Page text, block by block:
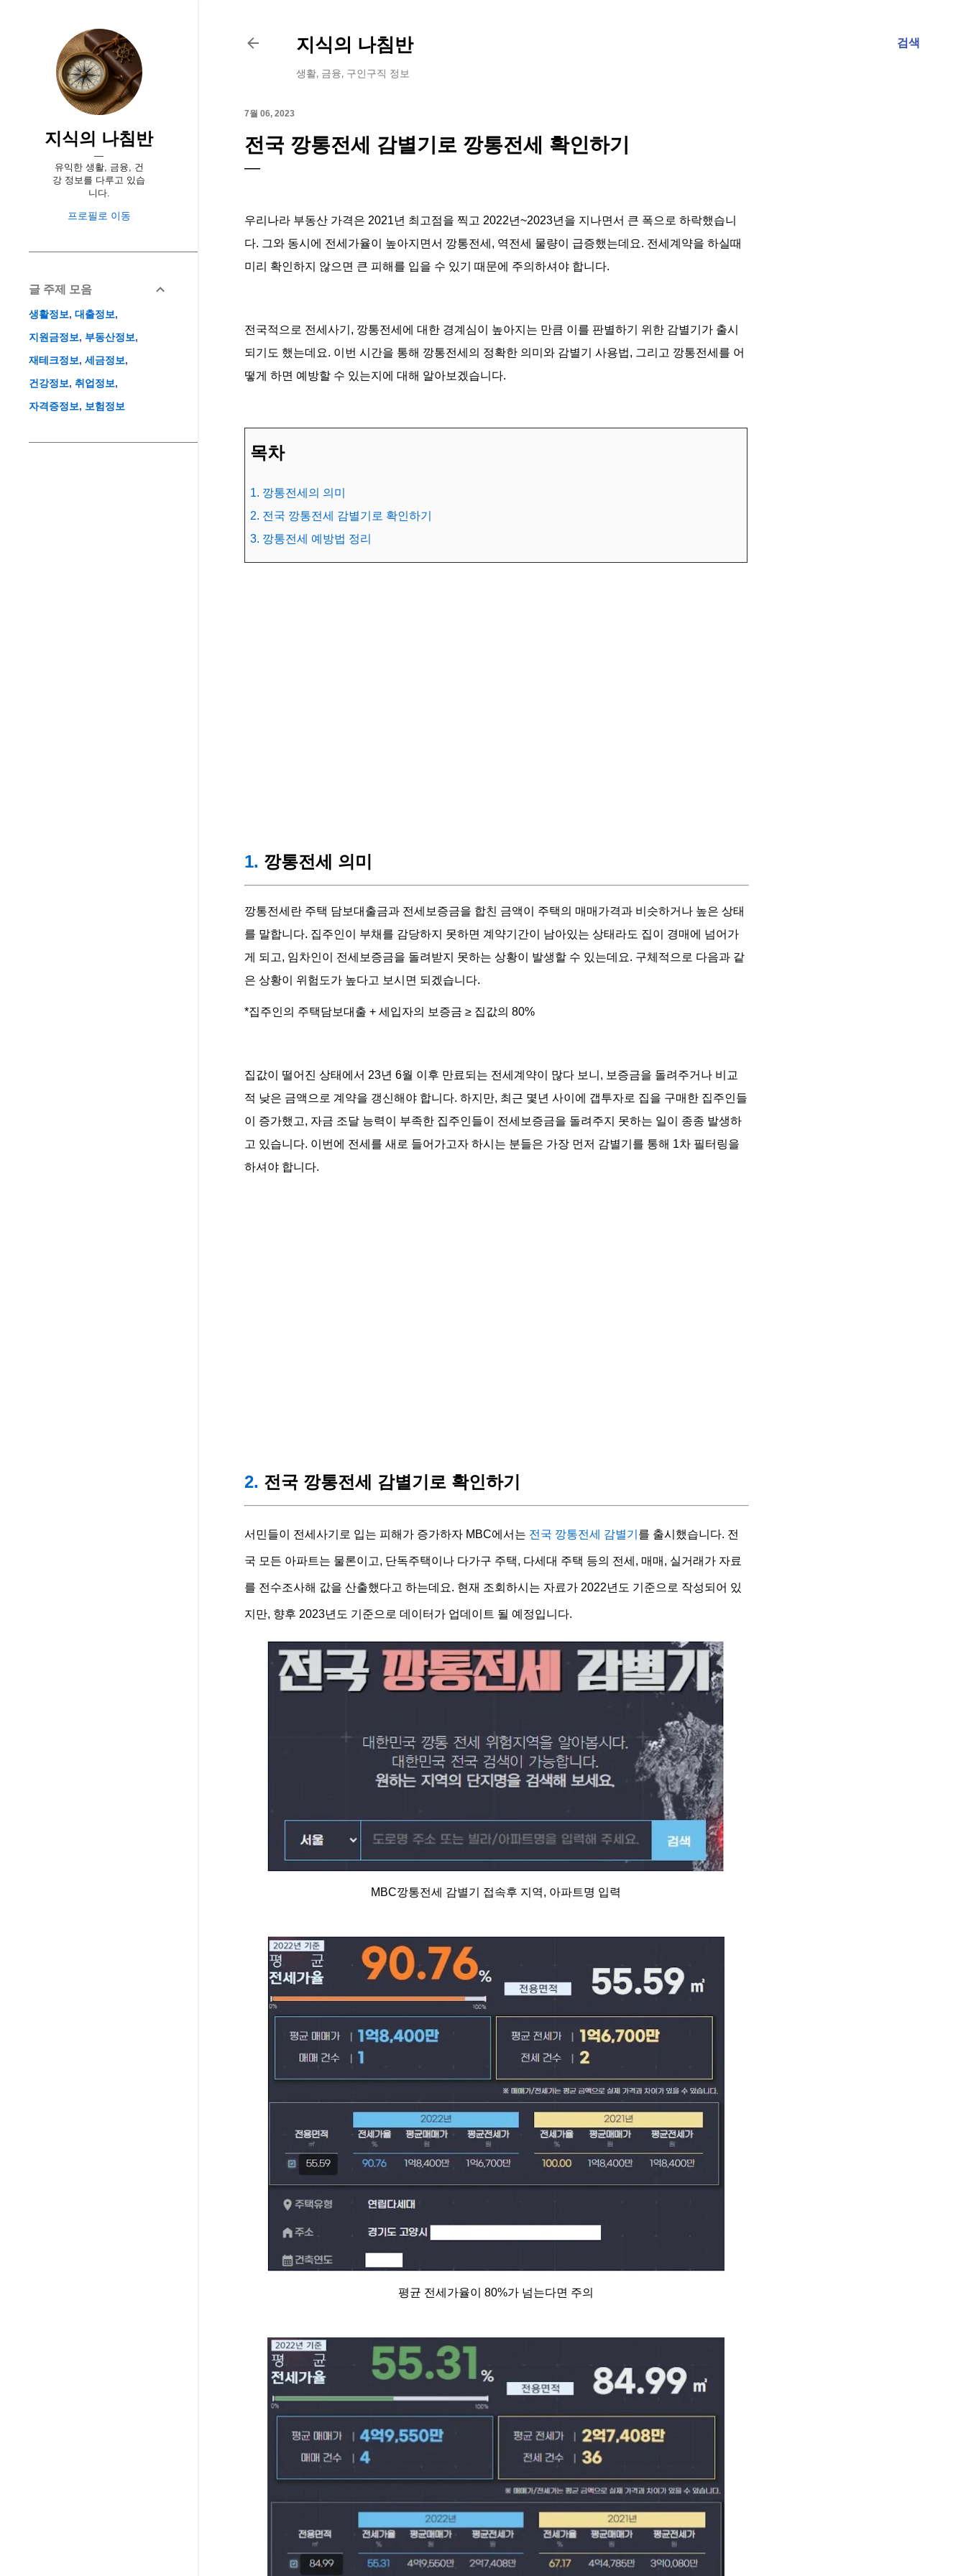
검색
지식의 나침반
생활, 금융, 구인구직 정보
7월 06, 2023
전국 깡통전세 감별기로 깡통전세 확인하기
우리나라 부동산 가격은 2021년 최고점을 찍고 2022년~2023년을 지나면서 큰 폭으로 하락했습니
다. 그와 동시에 전세가율이 높아지면서 깡통전세, 역전세 물량이 급증했는데요. 전세계약을 하실때
미리 확인하지 않으면 큰 피해를 입을 수 있기 때문에 주의하셔야 합니다.
전국적으로 전세사기, 깡통전세에 대한 경계심이 높아지는 만큼 이를 판별하기 위한 감별기가 출시
되기도 했는데요. 이번 시간을 통해 깡통전세의 정확한 의미와 감별기 사용법, 그리고 깡통전세를 어
떻게 하면 예방할 수 있는지에 대해 알아보겠습니다.
목차
1. 깡통전세의 의미
2. 전국 깡통전세 감별기로 확인하기
3. 깡통전세 예방법 정리
1. 깡통전세 의미
깡통전세란 주택 담보대출금과 전세보증금을 합친 금액이 주택의 매매가격과 비슷하거나 높은 상태
를 말합니다. 집주인이 부채를 감당하지 못하면 계약기간이 남아있는 상태라도 집이 경매에 넘어가
게 되고, 임차인이 전세보증금을 돌려받지 못하는 상황이 발생할 수 있는데요. 구체적으로 다음과 같
은 상황이 위험도가 높다고 보시면 되겠습니다.
*집주인의 주택담보대출 + 세입자의 보증금 ≥ 집값의 80%
집값이 떨어진 상태에서 23년 6월 이후 만료되는 전세계약이 많다 보니, 보증금을 돌려주거나 비교
적 낮은 금액으로 계약을 갱신해야 합니다. 하지만, 최근 몇년 사이에 갭투자로 집을 구매한 집주인들
이 증가했고, 자금 조달 능력이 부족한 집주인들이 전세보증금을 돌려주지 못하는 일이 종종 발생하
고 있습니다. 이번에 전세를 새로 들어가고자 하시는 분들은 가장 먼저 감별기를 통해 1차 필터링을
하셔야 합니다.
2. 전국 깡통전세 감별기로 확인하기
서민들이 전세사기로 입는 피해가 증가하자 MBC에서는 전국 깡통전세 감별기 를 출시했습니다. 전
국 모든 아파트는 물론이고, 단독주택이나 다가구 주택, 다세대 주택 등의 전세, 매매, 실거래가 자료
를 전수조사해 값을 산출했다고 하는데요. 현재 조회하시는 자료가 2022년도 기준으로 작성되어 있
지만, 향후 2023년도 기준으로 데이터가 업데이트 될 예정입니다.
MBC깡통전세 감별기 접속후 지역, 아파트명 입력
평균 전세가율이 80%가 넘는다면 주의
지식의 나침반
유익한 생활, 금융, 건
강 정보를 다루고 있습
니다.
프로필로 이동
글 주제 모음
생활정보
대출정보
지원금정보
부동산정보
재테크정보
세금정보
건강정보
취업정보
자격증정보
보험정보